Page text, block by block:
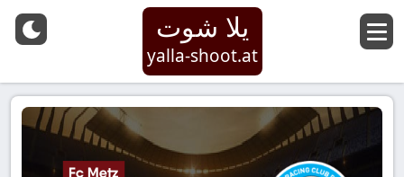
يلا شوت
yalla-shoot.at